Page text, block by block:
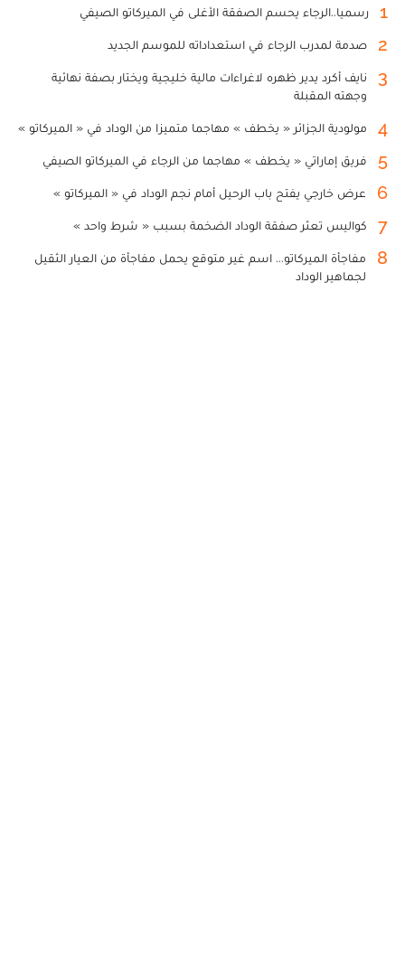
1 رسميا..الرجاء يحسم الصفقة الأغلى في الميركاتو الصيفي
2 صدمة لمدرب الرجاء في استعداداته للموسم الجديد
3
نايف أكرد يدير ظهره لاغراءات مالية خليجية ويختار بصفة نهائية
وجهته المقبلة
4 مولودية الجزائر « يخطف » مهاجما متميزا من الوداد في « الميركاتو »
5 فريق إماراتي « يخطف » مهاجما من الرجاء في الميركاتو الصيفي
6 عرض خارجي يفتح باب الرحيل أمام نجم الوداد في « الميركاتو »
7 كواليس تعثر صفقة الوداد الضخمة بسبب « شرط واحد »
8
مفاجأة الميركاتو... اسم غير متوقع يحمل مفاجأة من العيار الثقيل
لجماهير الوداد